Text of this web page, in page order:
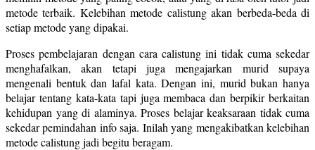
metode terbaik. Kelebihan metode calistung akan berbeda-beda di
setiap metode yang dipakai.
Proses pembelajaran dengan cara calistung ini tidak cuma sekedar
menghafalkan, akan tetapi juga mengajarkan murid supaya
mengenali bentuk dan lafal kata. Dengan ini, murid bukan hanya
belajar tentang kata-kata tapi juga membaca dan berpikir berkaitan
kehidupan yang di alaminya. Proses belajar keaksaraan tidak cuma
sekedar pemindahan info saja. Inilah yang mengakibatkan kelebihan
metode calistung jadi begitu beragam.